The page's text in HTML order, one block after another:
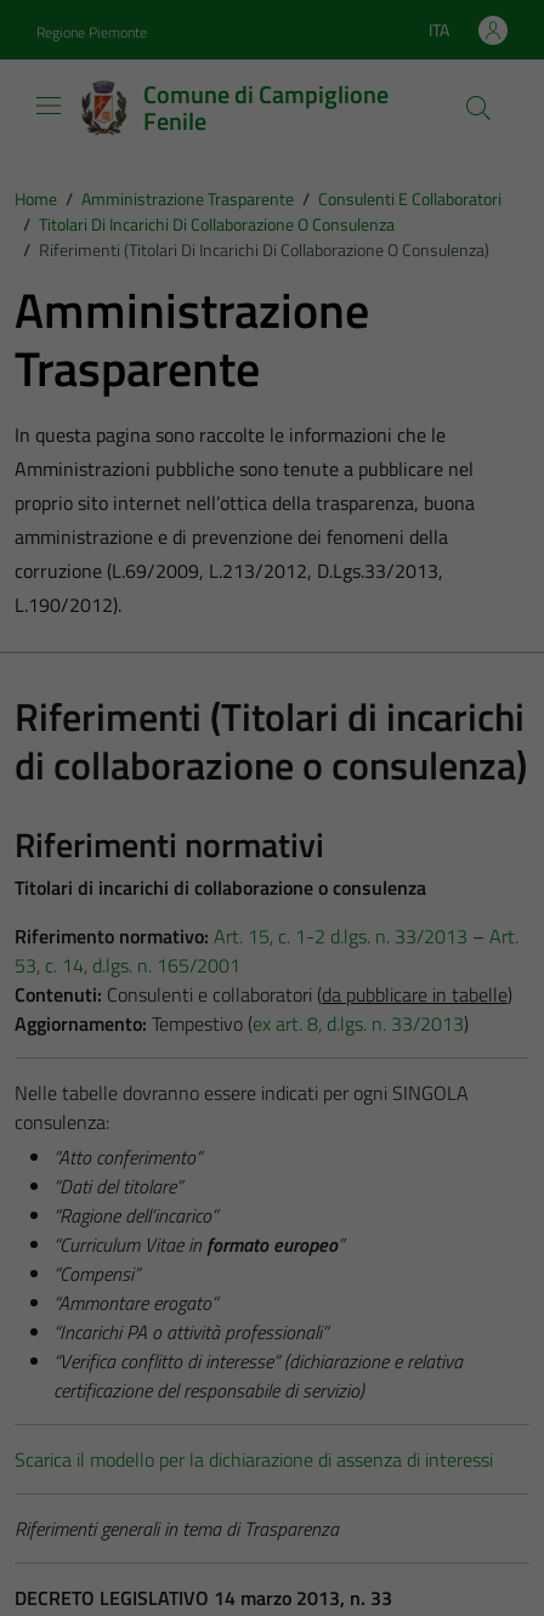
Regione Piemonte Lingua attiva:
ITA
Comune di Campiglione
Fenile
Home / Amministrazione Trasparente / Consulenti E Collaboratori
/ Titolari Di Incarichi Di Collaborazione O Consulenza
/ Riferimenti (Titolari Di Incarichi Di Collaborazione O Consulenza)
Amministrazione
Trasparente
In questa pagina sono raccolte le informazioni che le
Amministrazioni pubbliche sono tenute a pubblicare nel
proprio sito internet nell’ottica della trasparenza, buona
amministrazione e di prevenzione dei fenomeni della
corruzione (L.69/2009, L.213/2012, D.Lgs.33/2013,
L.190/2012).
Riferimenti (Titolari di incarichi
di collaborazione o consulenza)
Riferimenti normativi
Titolari di incarichi di collaborazione o consulenza
Riferimento normativo: Art. 15, c. 1-2 d.lgs. n. 33/2013 – Art.
53, c. 14, d.lgs. n. 165/2001
Contenuti: Consulenti e collaboratori (da pubblicare in tabelle)
Aggiornamento: Tempestivo (ex art. 8, d.lgs. n. 33/2013)
Nelle tabelle dovranno essere indicati per ogni SINGOLA
consulenza:
“Atto conferimento”
“Dati del titolare”
“Ragione dell’incarico”
“Curriculum Vitae in formato europeo”
“Compensi”
“Ammontare erogato”
“Incarichi PA o attività professionali”
“Verifica conflitto di interesse” (dichiarazione e relativa
certificazione del responsabile di servizio)
Scarica il modello per la dichiarazione di assenza di interessi
Riferimenti generali in tema di Trasparenza
DECRETO LEGISLATIVO 14 marzo 2013, n. 33